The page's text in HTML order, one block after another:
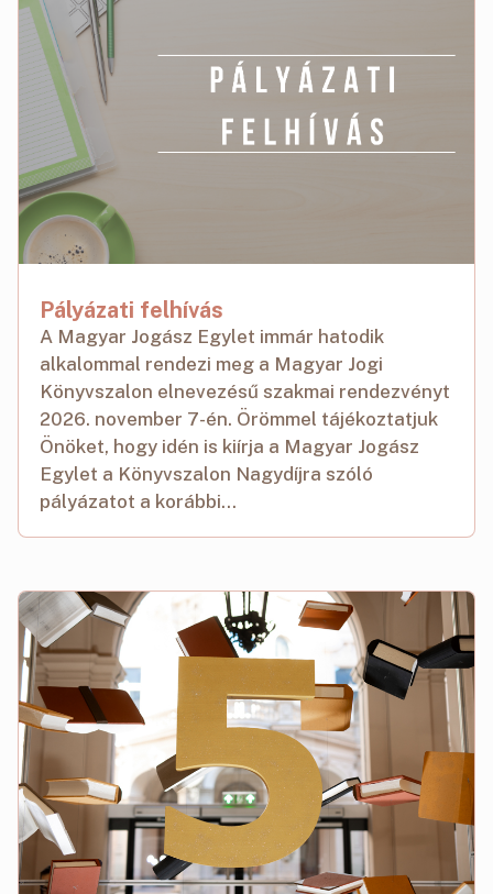
Pályázati felhívás
A Magyar Jogász Egylet immár hatodik
alkalommal rendezi meg a Magyar Jogi
Könyvszalon elnevezésű szakmai rendezvényt
2026. november 7-én. Örömmel tájékoztatjuk
Önöket, hogy idén is kiírja a Magyar Jogász
Egylet a Könyvszalon Nagydíjra szóló
pályázatot a korábbi...